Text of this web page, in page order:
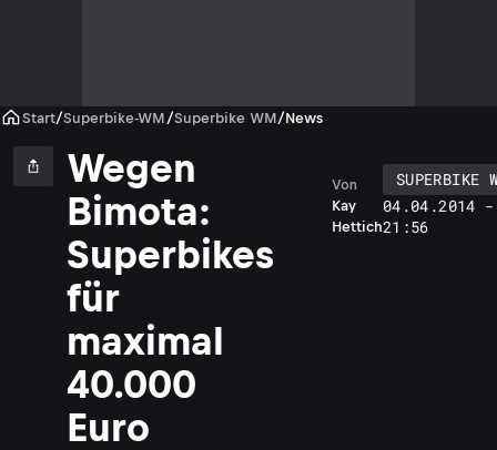
Start/Superbike-WM /Superbike WM/News
Wegen
Bimota:
Superbikes
für
maximal
40.000
Euro
Kay
Hettich
Von
SUPERBIKE
04.04.2014 -
21:56